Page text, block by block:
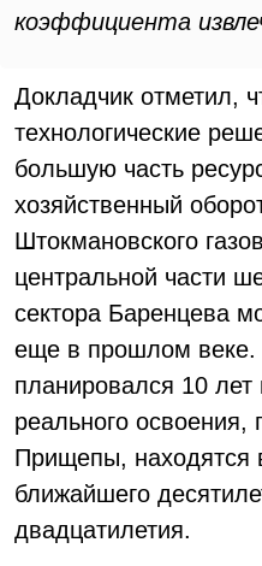
коэффициента
Докладчик отметил,
технологические
большую часть
хозяйственный
Штокмановского
центральной части
сектора Баренцева
еще в прошлом веке.
планировался 10 лет
реального
Прищепы, находятся
ближайшего
двадцатилетия.